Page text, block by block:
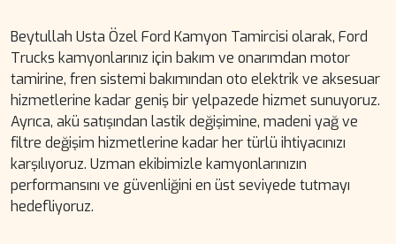
Beytullah Usta Özel Ford Kamyon Tamircisi olarak, Ford
Trucks kamyonlarınız için bakım ve onarımdan motor
tamirine, fren sistemi bakımından oto elektrik ve aksesuar
hizmetlerine kadar geniş bir yelpazede hizmet sunuyoruz.
Ayrıca, akü satışından lastik değişimine, madeni yağ ve
filtre değişim hizmetlerine kadar her türlü ihtiyacınızı
karşılıyoruz. Uzman ekibimizle kamyonlarınızın
performansını ve güvenliğini en üst seviyede tutmayı
hedefliyoruz.